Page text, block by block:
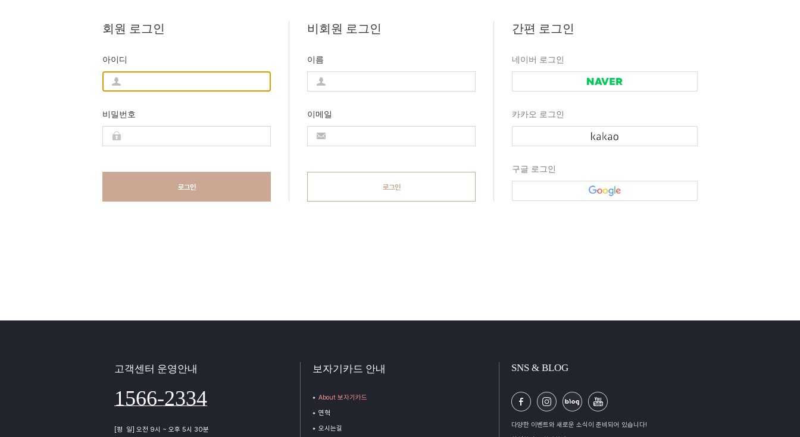
회원 로그인
아이디
비밀번호
로그인
비회원 로그인
이름
이메일
로그인
간편 로그인
네이버 로그인
카카오 로그인
구글 로그인
고객센터 운영안내
1566-2334
[평 일] 오전 9시 ~ 오후 5시 30분
보자기카드 안내
About 보자기카드
연혁
오시는길
SNS & BLOG
다양한 이벤트와 새로운 소식이 준비되어 있습니다!